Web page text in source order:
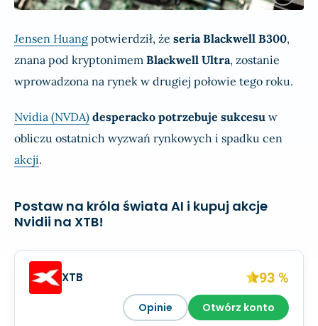
Jensen Huang potwierdził, że seria Blackwell B300,
znana pod kryptonimem Blackwell Ultra, zostanie
wprowadzona na rynek w drugiej połowie tego roku.
Nvidia (NVDA) desperacko potrzebuje sukcesu w
obliczu ostatnich wyzwań rynkowych i spadku cen
akcji.
Postaw na króla świata AI i kupuj akcje
Nvidii na XTB!
XTB 93 %
Opinie Otwórz konto